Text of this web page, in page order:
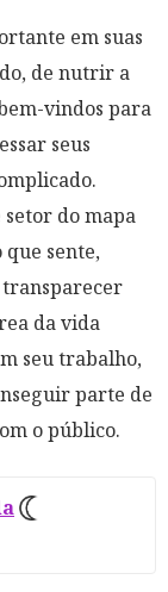
em suas
de nutrir a
vindos para
seus
setor do mapa
sente,
transparecer
da vida
seu trabalho,
parte de
o público.